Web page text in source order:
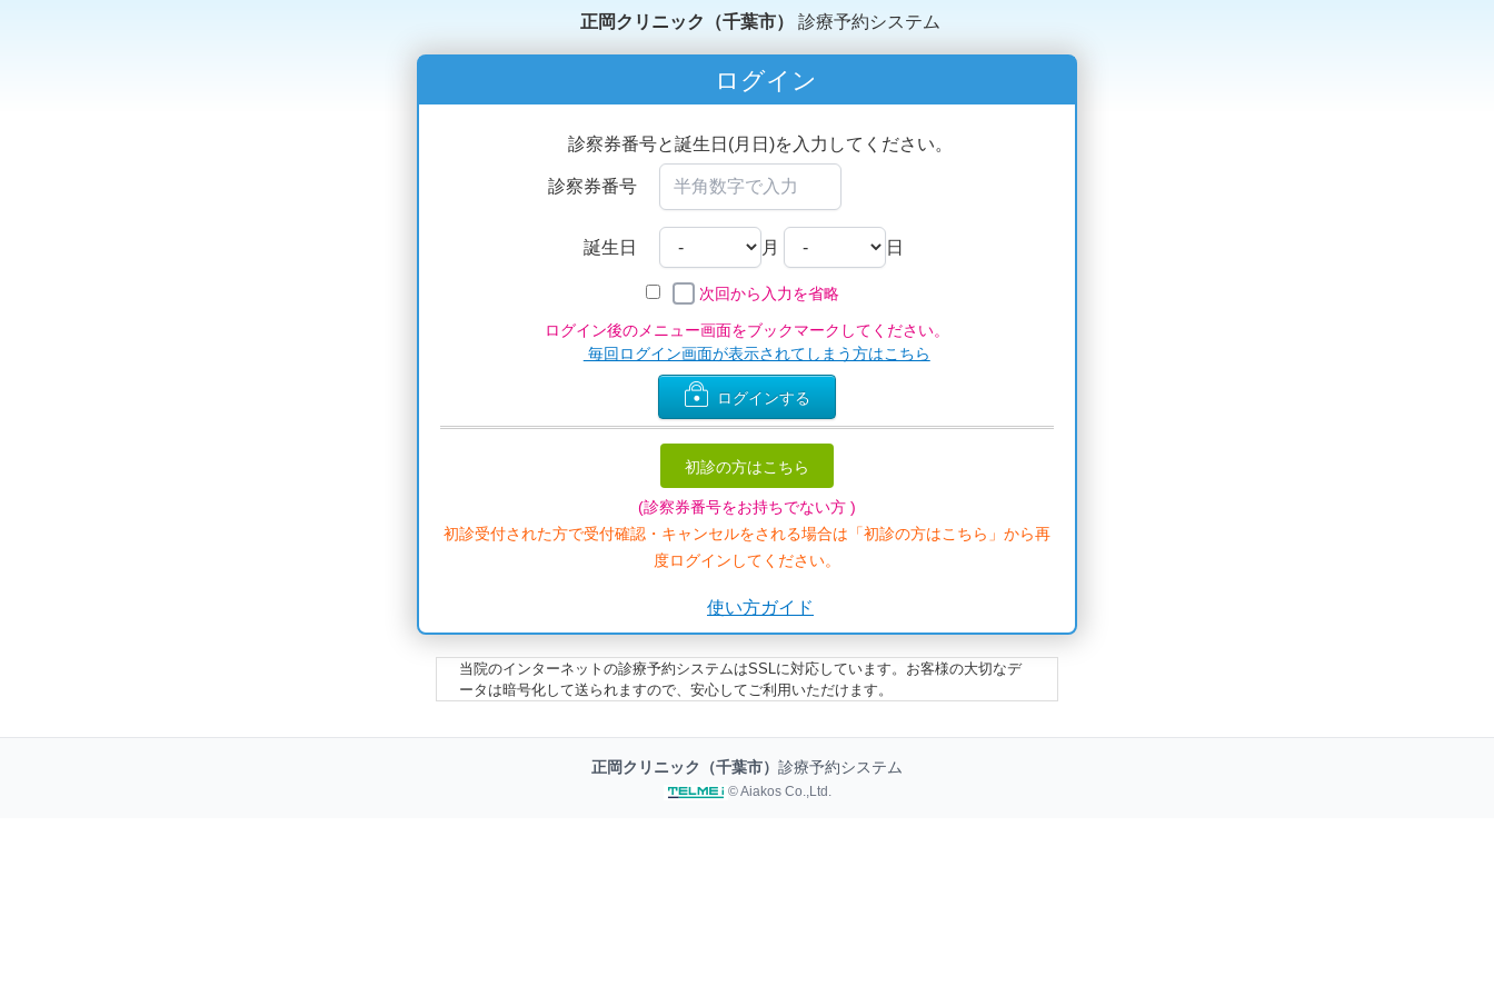
正岡クリニック（千葉市） 診療予約システム
ログイン
診察券番号と誕生日(月日)を入力してください。
診察券番号
誕生日 月 日
次回から入力を省略
ログイン後のメニュー画面をブックマークしてください。
毎回ログイン画面が表示されてしまう方はこちら
ログインする
初診の方はこちら
(診察券番号をお持ちでない方 )
初診受付された方で受付確認・キャンセルをされる場合は「初診の方はこちら」から再
度ログインしてください。
使い方ガイド
当院のインターネットの診療予約システムはSSLに対応しています。お客様の大切なデ
ータは暗号化して送られますので、安心してご利用いただけます。
正岡クリニック（千葉市） 診療予約システム
© Aiakos Co.,Ltd.